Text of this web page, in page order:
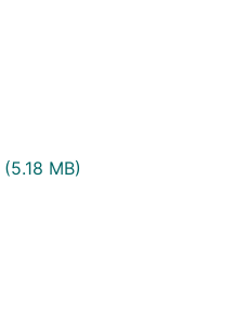
(5.18 MB)